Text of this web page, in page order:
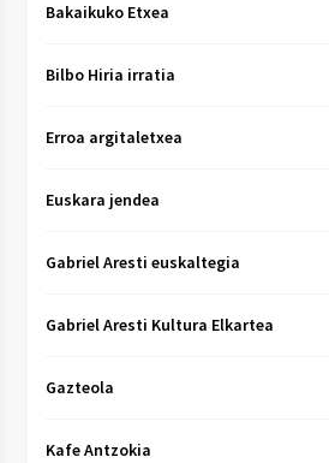
Bakaikuko Etxea
Bilbo Hiria irratia
Erroa argitaletxea
Euskara jendea
Gabriel Aresti euskaltegia
Gabriel Aresti Kultura Elkartea
Gazteola
Kafe Antzokia